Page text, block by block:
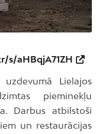
s/aHBqjA71ZH
Lielajos
pieminekļu
Darbus atbilstoši
un restaurācijas